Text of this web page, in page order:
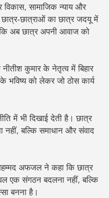
सामाजिक न्याय और
छात्राओं का छात्र जदयू में
कि अब छात्र अपनी आवाज को
कुमार के नेतृत्व में बिहार
भविष्य को लेकर जो ठोस कार्य
में भी दिखाई देती है। छात्र
नहीं, बल्कि समाधान और संवाद
अफजल ने कहा कि छात्र
एक संगठन बदलना नहीं, बल्कि
बनना है।